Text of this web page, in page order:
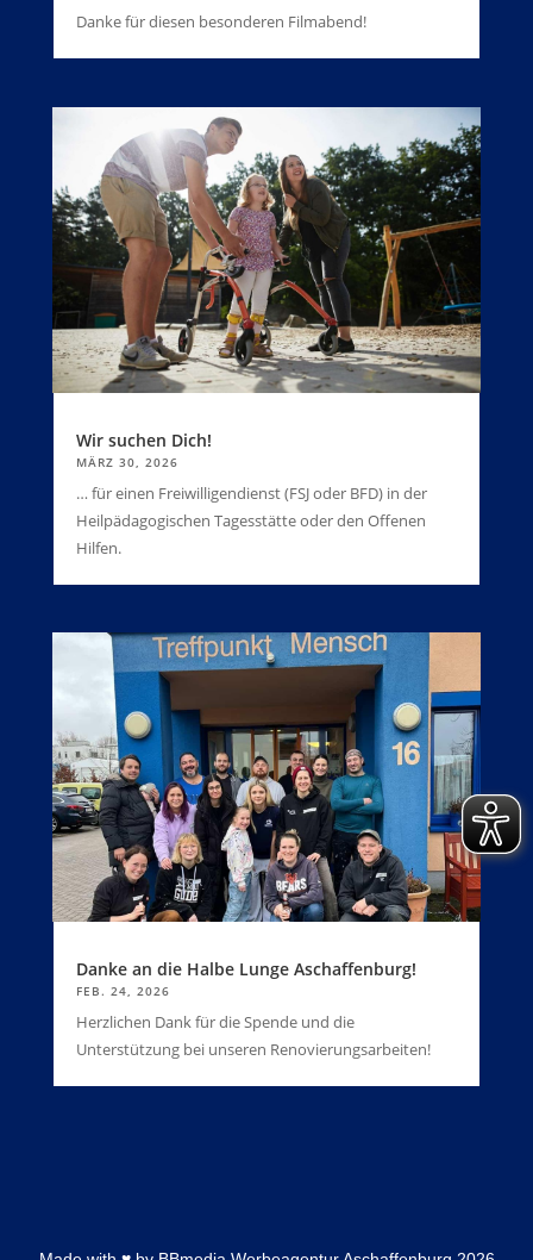
Danke für diesen besonderen Filmabend!
Wir suchen Dich!
MÄRZ 30, 2026
… für einen Freiwilligendienst (FSJ oder BFD) in der
Heilpädagogischen Tagesstätte oder den Offenen
Hilfen.
Danke an die Halbe Lunge Aschaffenburg!
FEB. 24, 2026
Herzlichen Dank für die Spende und die
Unterstützung bei unseren Renovierungsarbeiten!